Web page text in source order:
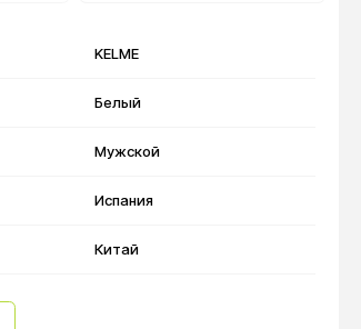
KELME
Белый
Мужской
Испания
Китай